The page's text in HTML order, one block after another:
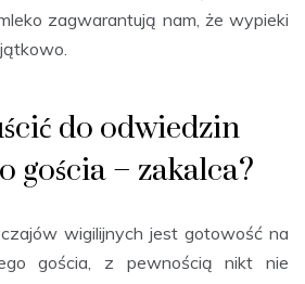
zagwarantują nam, że wypieki
do odwiedzin
gościa – zakalca?
wigilijnych jest gotowość na
gościa, z pewnością nikt nie